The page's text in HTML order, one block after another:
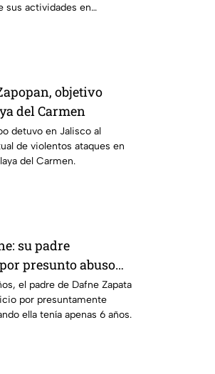
sus actividades en
de agosto.
objetivo
del Carmen
detuvo en Jalisco al
de violentos ataques en
del Carmen.
su padre
presunto abuso
en Tamaulipas
el padre de Dafne Zapata
por presuntamente
ella tenía apenas 6 años.